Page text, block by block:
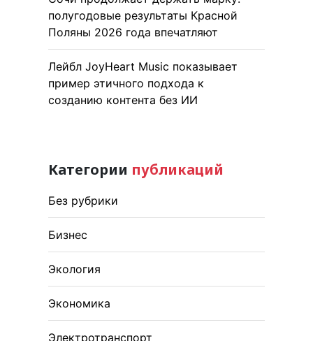
полугодовые результаты Красной
Поляны 2026 года впечатляют
Лейбл JoyHeart Music показывает
пример этичного подхода к
созданию контента без ИИ
Категории публикаций
Без рубрики
Бизнес
Экология
Экономика
Электротранспорт